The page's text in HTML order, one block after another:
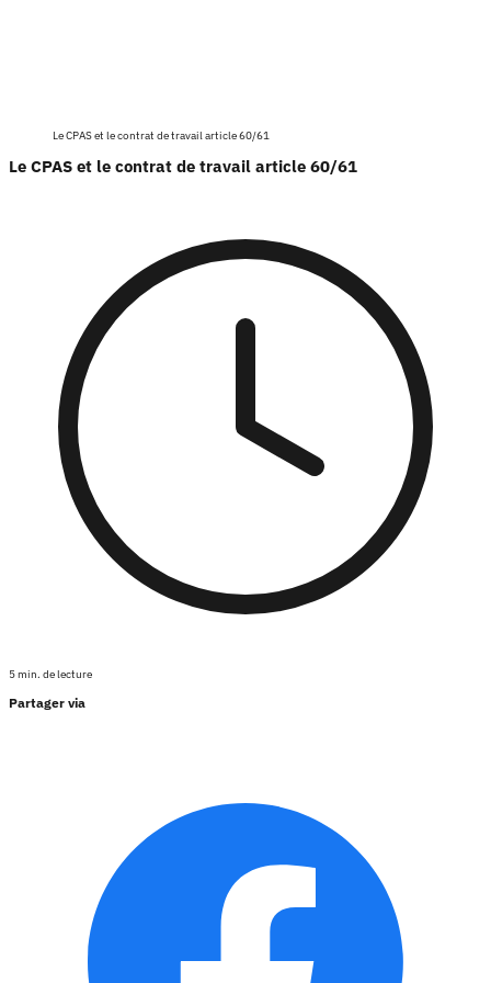
Le CPAS et le contrat de travail article 60/61
Le CPAS et le contrat de travail article 60/61
5 min. de lecture
Partager via